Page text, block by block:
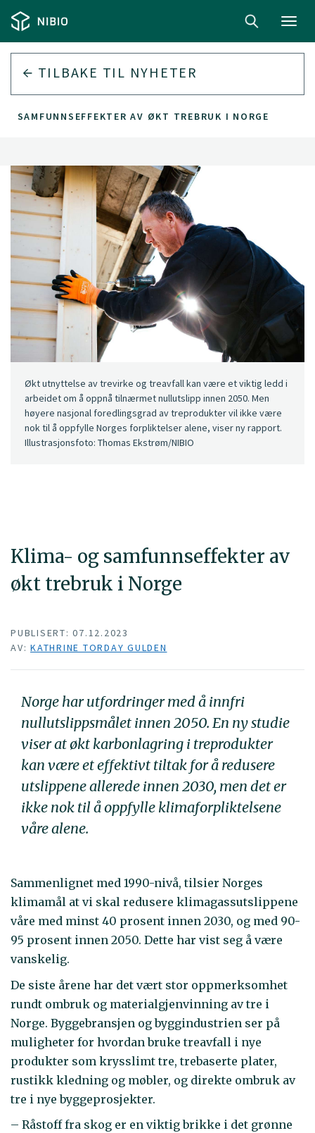
TILBAKE TIL NYHETER
SAMFUNNSEFFEKTER AV ØKT TREBRUK I NORGE
Klima- og samfunnseffekter av
økt trebruk i Norge
Økt utnyttelse av trevirke og treavfall kan være et viktig ledd i
arbeidet om å oppnå tilnærmet nullutslipp innen 2050. Men
høyere nasjonal foredlingsgrad av treprodukter vil ikke være
nok til å oppfylle Norges forpliktelser alene, viser ny rapport.
Illustrasjonsfoto: Thomas Ekstrøm/NIBIO
PUBLISERT: 07.12.2023
AV: KATHRINE TORDAY GULDEN
Norge har utfordringer med å innfri
nullutslippsmålet innen 2050. En ny studie
viser at økt karbonlagring i treprodukter
kan være et effektivt tiltak for å redusere
utslippene allerede innen 2030, men det er
ikke nok til å oppfylle klimaforpliktelsene
våre alene.
Sammenlignet med 1990-nivå, tilsier Norges
klimamål at vi skal redusere klimagassutslippene
våre med minst 40 prosent innen 2030, og med 90-
95 prosent innen 2050. Dette har vist seg å være
vanskelig.
De siste årene har det vært stor oppmerksomhet
rundt ombruk og materialgjenvinning av tre i
Norge. Byggebransjen og byggindustrien ser på
muligheter for hvordan bruke treavfall i nye
produkter som krysslimt tre, trebaserte plater,
rustikk kledning og møbler, og direkte ombruk av
tre i nye byggeprosjekter.
– Råstoff fra skog er en viktig brikke i det grønne